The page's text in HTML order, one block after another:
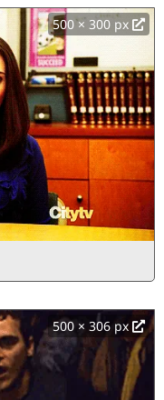
500 × 300 px
500 × 306 px